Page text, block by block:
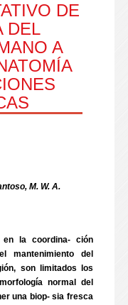
DE
DEL
A
M. W. A.
en la coordina- ción
mantenimiento del
son limitados los
normal del
una biop- sia fresca